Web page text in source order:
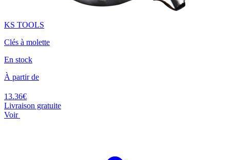
KS TOOLS
Clés à molette
En stock
À partir de
13.36€
Livraison gratuite
Voir